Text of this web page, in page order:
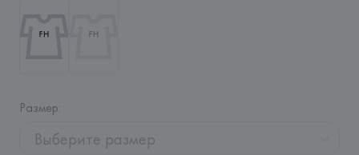
Размер:
Выберите размер